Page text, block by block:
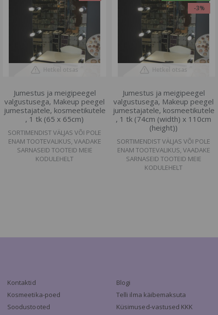
Hetkel otsas
Jumestus ja meigipeegel
valgustusega, Makeup peegel
jumestajatele, kosmeetikutele
, 1 tk (65 x 65cm)
SORTIMENDIST VÄLJAS VÕI POLE
ENAM TOOTEVALIKUS, VAADAKE
SARNASEID TOOTEID MEIE
KODULEHELT
-3%
Hetkel otsas
Jumestus ja meigipeegel
valgustusega, Makeup peegel
jumestajatele, kosmeetikutele
, 1 tk (74cm (width) x 110cm
(height))
SORTIMENDIST VÄLJAS VÕI POLE
ENAM TOOTEVALIKUS, VAADAKE
SARNASEID TOOTEID MEIE
KODULEHELT
Kontaktid
Kosmeetika-poed
Soodustooted
Blogi
Telli ilma käibemaksuta
Küsimused-vastused KKK